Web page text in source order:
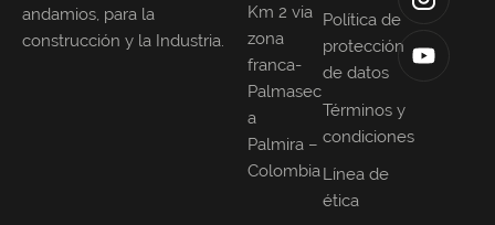
andamios, para la
construcción y la Industria.
Km 2 via
zona
franca-
Palmasec
a
Palmira –
Colombia
Política de
protección
de datos
Términos y
condiciones
Línea de
ética